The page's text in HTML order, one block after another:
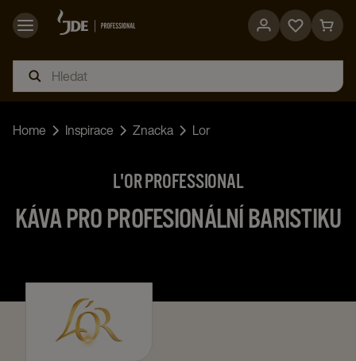
Go
page
Go
page
Home Inspirace Znacka Lor
L'OR PROFESSIONAL
KÁVA PRO PROFESIONÁLNÍ BARISTIKU